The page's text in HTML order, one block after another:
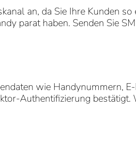
an, da Sie Ihre Kunden so
parat haben. Senden Sie
wie Handynummern,
Authentifizierung bestätigt.